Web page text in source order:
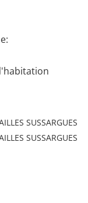
SUSSARGUES
SUSSARGUES